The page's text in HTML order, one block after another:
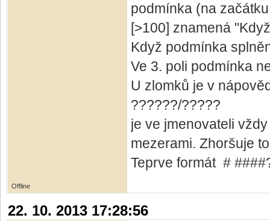
podmínka (na
[>100] znamená
Když podmínka
Ve 3. poli podmínka
U zlomků je v
??????/?????
je ve jmenovateli
mezerami. Zhoršuje
Teprve formát #
Offline
22. 10. 2013 17:28:56